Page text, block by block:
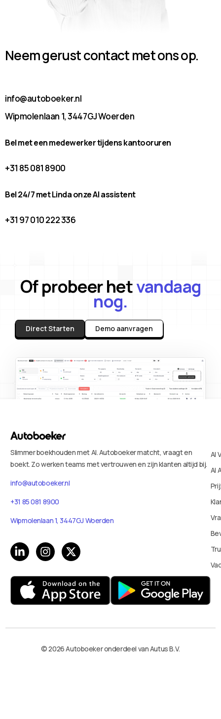
Neem gerust contact met ons op.
info@autoboeker.nl
Wipmolenlaan 1, 3447GJ Woerden
Bel met een medewerker tijdens kantooruren
+31 85 081 8900
Bel 24/7 met Linda onze AI assistent
+31 97 010 222 336
Of probeer hetvandaag
nog.
Direct Starten Demo aanvragen
Slimmer boekhouden met AI. Autoboeker matcht, vraagt en
boekt. Zo werken teams met vertrouwen en zijn klanten altijd bij.
info@autoboeker.nl
+31 85 081 8900
Wipmolenlaan 1, 3447GJ Woerden
AI
AI
© 2026 Autoboeker onderdeel van Autus B.V.